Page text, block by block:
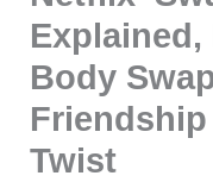
Explained,
Body
Twist